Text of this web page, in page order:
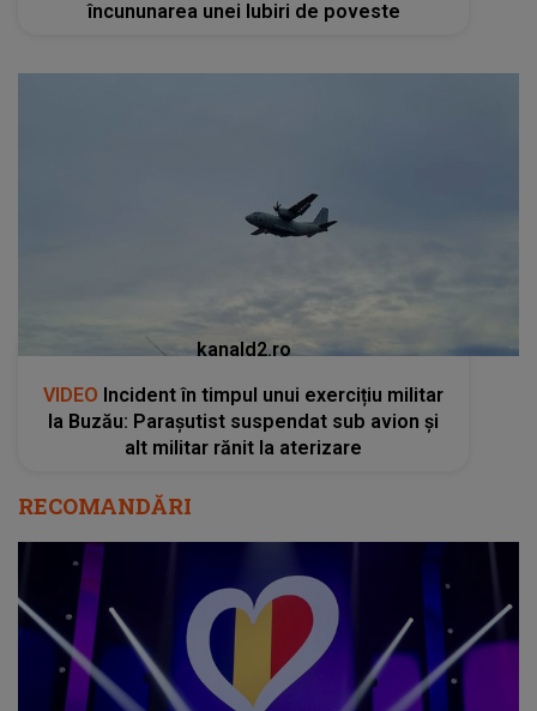
încununarea unei Iubiri de poveste
kanald2.ro
VIDEO Incident în timpul unui exercițiu militar
la Buzău: Parașutist suspendat sub avion și
alt militar rănit la aterizare
RECOMANDĂRI